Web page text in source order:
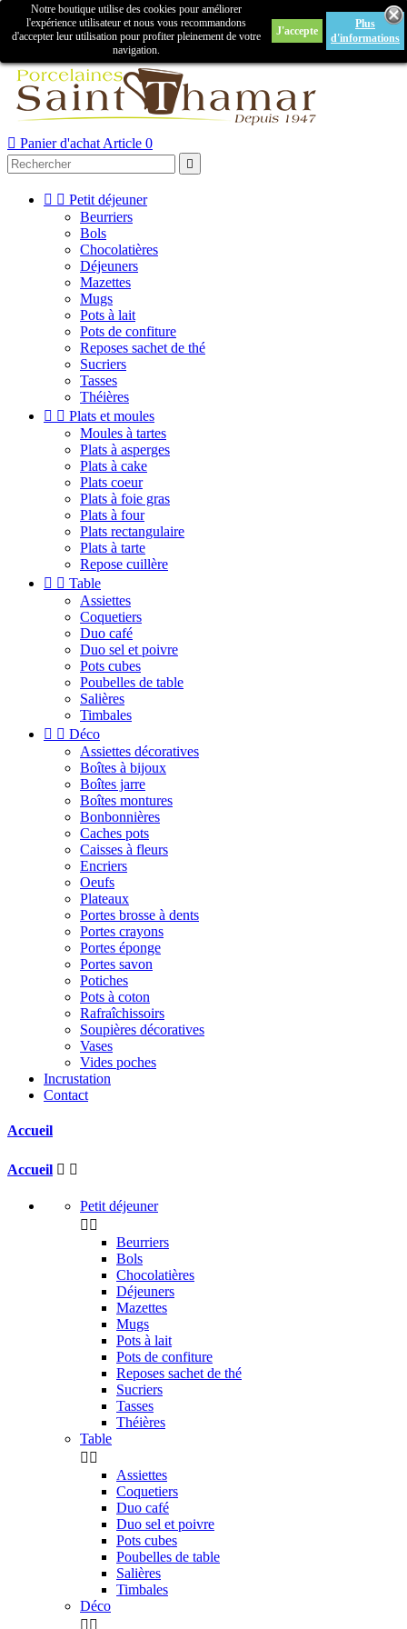
Créer un compteConnexion
 Panier d'achat Article 0

Notre boutique utilise des cookies pour améliorer
l'expérience utilisateur et nous vous recommandons
d'accepter leur utilisation pour profiter pleinement de votre
navigation.
J'accepte
Plus
d'informations
  Petit déjeuner
Beurriers
Bols
Chocolatières
Déjeuners
Mazettes
Mugs
Pots à lait
Pots de confiture
Reposes sachet de thé
Sucriers
Tasses
Théières
  Plats et moules
Moules à tartes
Plats à asperges
Plats à cake
Plats coeur
Plats à foie gras
Plats à four
Plats rectangulaire
Plats à tarte
Repose cuillère
  Table
Assiettes
Coquetiers
Duo café
Duo sel et poivre
Pots cubes
Poubelles de table
Salières
Timbales
  Déco
Assiettes décoratives
Boîtes à bijoux
Boîtes jarre
Boîtes montures
Bonbonnières
Caches pots
Caisses à fleurs
Encriers
Oeufs
Plateaux
Portes brosse à dents
Portes crayons
Portes éponge
Portes savon
Potiches
Pots à coton
Rafraîchissoirs
Soupières décoratives
Vases
Vides poches
Incrustation
Contact
Accueil
Accueil  
Petit déjeuner
 
Beurriers
Bols
Chocolatières
Déjeuners
Mazettes
Mugs
Pots à lait
Pots de confiture
Reposes sachet de thé
Sucriers
Tasses
Théières
Table
 
Assiettes
Coquetiers
Duo café
Duo sel et poivre
Pots cubes
Poubelles de table
Salières
Timbales
Déco
 